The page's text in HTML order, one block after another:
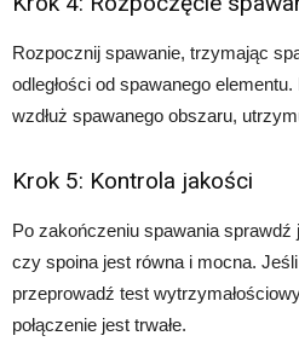
Rozpocznij spawanie, trzymając
odległości od spawanego
wzdłuż spawanego obszaru,
Krok 5: Kontrola jakości
Po zakończeniu spawania sprawdź
czy spoina jest równa i mocna.
przeprowadź test
połączenie jest trwałe.